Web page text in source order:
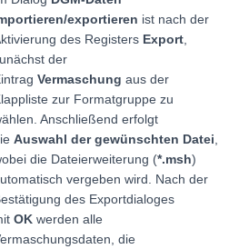
exportieren ist nach der
des Registers Export
der
Vermaschung aus der
zur Formatgruppe zu
Anschließend erfolgt
Auswahl der gewünschten Datei
die Dateierweiterung (*.msh)
vergeben wird. Nach der
des Exportdialoges
OK werden alle
die